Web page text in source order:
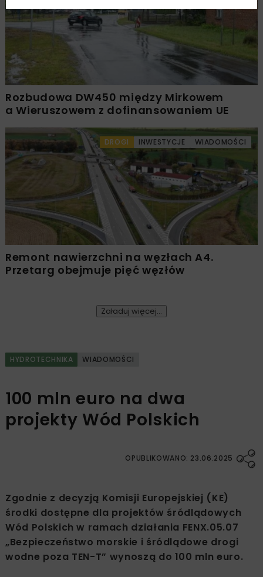
Rozbudowa DW450 między Mirkowem
a Wieruszowem z dofinansowaniem UE
DROGI INWESTYCJE WIADOMOŚCI
Remont nawierzchni na węzłach A4.
Przetarg obejmuje pięć węzłów
Załaduj więcej...
HYDROTECHNIKA WIADOMOŚCI
100 mln euro na dwa
projekty Wód Polskich
OPUBLIKOWANO: 23.06.2025
Zgodnie z decyzją Komisji Europejskiej (KE)
środki dostępne dla projektów śródlądowych
Wód Polskich w ramach działania FENX.05.07
„Bezpieczeństwo morskie i śródlądowe drogi
wodne poza TEN-T” wynoszą do 100 mln euro.